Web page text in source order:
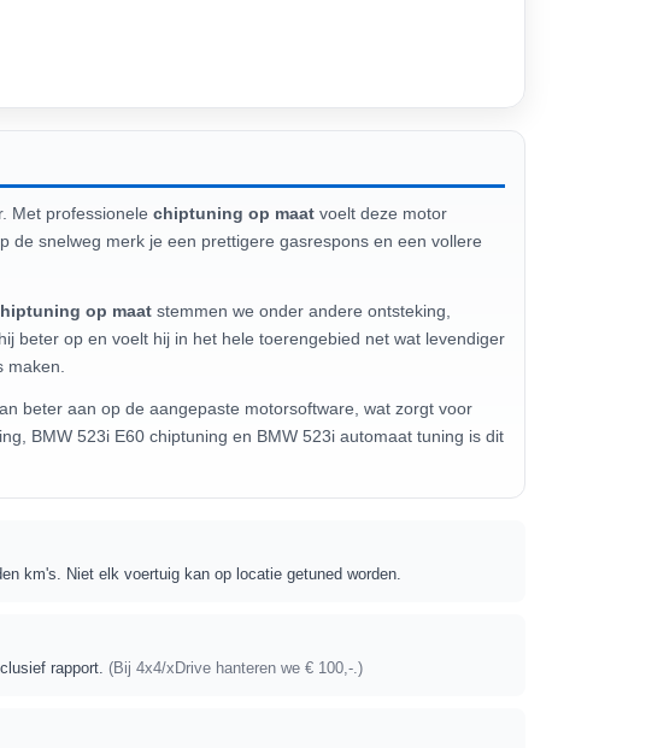
Met professionele chiptuning op maat voelt deze motor
de snelweg merk je een prettigere gasrespons en een vollere
op maat stemmen we onder andere ontsteking,
beter op en voelt hij in het hele toerengebied net wat levendiger
BMW 523i E60 chiptuning en BMW 523i automaat tuning is dit
km's. Niet elk voertuig kan op locatie getuned worden.
rapport. (Bij 4x4/xDrive hanteren we € 100,-.)